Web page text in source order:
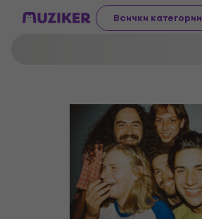
Всички категории